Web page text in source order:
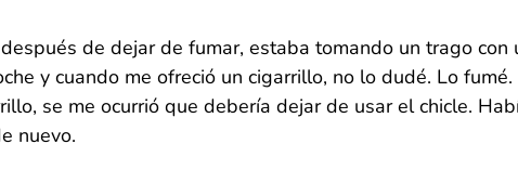
de dejar de fumar, estaba tomando un trago con
y cuando me ofreció un cigarrillo, no lo dudé. Lo fumé.
se me ocurrió que debería dejar de usar el chicle.
nuevo.